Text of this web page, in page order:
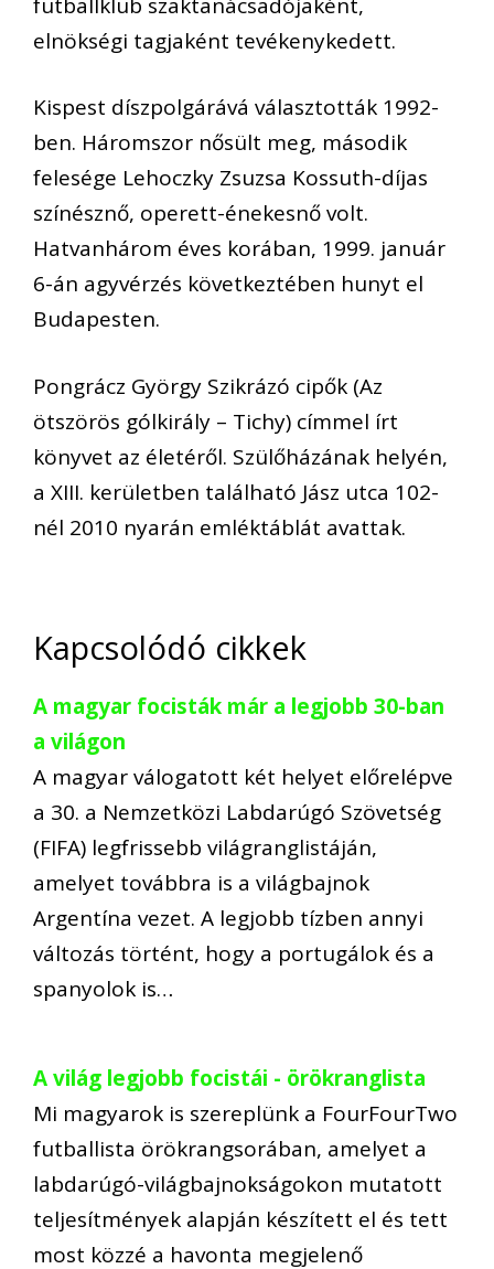
elnökségi tagjaként tevékenykedett.
Kispest díszpolgárává választották 1992-
ben. Háromszor nősült meg, második
felesége Lehoczky Zsuzsa Kossuth-díjas
színésznő, operett-énekesnő volt.
Hatvanhárom éves korában, 1999. január
6-án agyvérzés következtében hunyt el
Budapesten.
Pongrácz György Szikrázó cipők (Az
ötszörös gólkirály – Tichy) címmel írt
könyvet az életéről. Szülőházának helyén,
a XIII. kerületben található Jász utca 102-
nél 2010 nyarán emléktáblát avattak.
Kapcsolódó cikkek
A magyar focisták már a legjobb 30-ban
a világon
A magyar válogatott két helyet előrelépve
a 30. a Nemzetközi Labdarúgó Szövetség
(FIFA) legfrissebb világranglistáján,
amelyet továbbra is a világbajnok
Argentína vezet. A legjobb tízben annyi
változás történt, hogy a portugálok és a
spanyolok is…
A világ legjobb focistái - örökranglista
Mi magyarok is szereplünk a FourFourTwo
futballista örökrangsorában, amelyet a
labdarúgó-világbajnokságokon mutatott
teljesítmények alapján készített el és tett
most közzé a havonta megjelenő